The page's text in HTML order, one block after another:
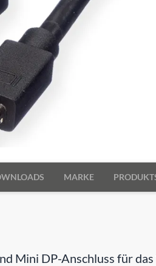
MARKE
Mini DP-Anschluss für